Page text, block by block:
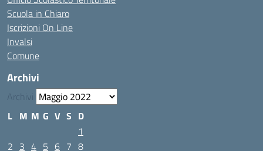
Scuola in Chiaro
Iscrizioni On Line
Invalsi
Comune
Archivi
Archivi
L M M G V S D
1
2 3 4 5 6 7 8